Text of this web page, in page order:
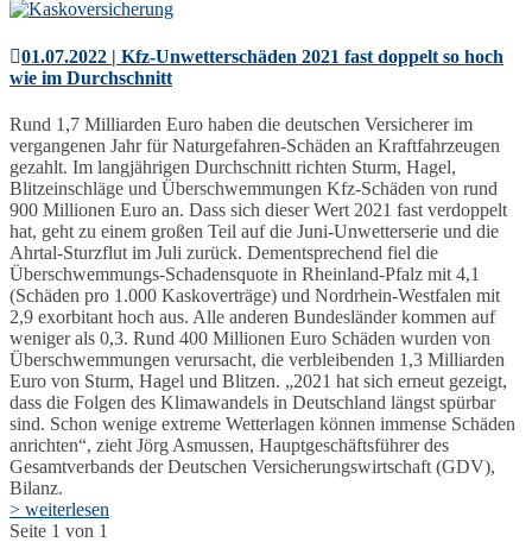
01.07.2022 | Kfz-Unwetterschäden 2021 fast doppelt so hoch
wie im Durchschnitt
Rund 1,7 Milliarden Euro haben die deutschen Versicherer im
vergangenen Jahr für Naturgefahren-Schäden an Kraftfahrzeugen
gezahlt. Im langjährigen Durchschnitt richten Sturm, Hagel,
Blitzeinschläge und Überschwemmungen Kfz-Schäden von rund
900 Millionen Euro an. Dass sich dieser Wert 2021 fast verdoppelt
hat, geht zu einem großen Teil auf die Juni-Unwetterserie und die
Ahrtal-Sturzflut im Juli zurück. Dementsprechend fiel die
Überschwemmungs-Schadensquote in Rheinland-Pfalz mit 4,1
(Schäden pro 1.000 Kaskoverträge) und Nordrhein-Westfalen mit
2,9 exorbitant hoch aus. Alle anderen Bundesländer kommen auf
weniger als 0,3. Rund 400 Millionen Euro Schäden wurden von
Überschwemmungen verursacht, die verbleibenden 1,3 Milliarden
Euro von Sturm, Hagel und Blitzen. „2021 hat sich erneut gezeigt,
dass die Folgen des Klimawandels in Deutschland längst spürbar
sind. Schon wenige extreme Wetterlagen können immense Schäden
anrichten“, zieht Jörg Asmussen, Hauptgeschäftsführer des
Gesamtverbands der Deutschen Versicherungswirtschaft (GDV),
Bilanz.
> weiterlesen
Seite 1 von 1